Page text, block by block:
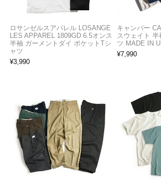
ロサンゼルスアパレル LOSANGE
LES APPAREL 1809GD 6.5オンス
半袖 ガーメントダイ ポケットTシ
ャツ
¥3,990
キャンバー
スウェイト
ツ MADE IN
¥7,990